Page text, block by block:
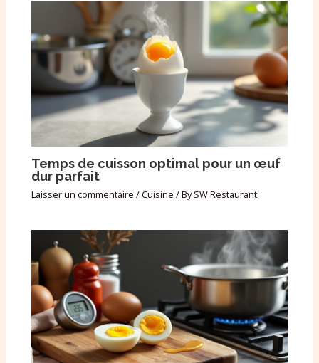
Temps de cuisson optimal pour un œuf
dur parfait
Laisser un commentaire /Cuisine / BySW Restaurant